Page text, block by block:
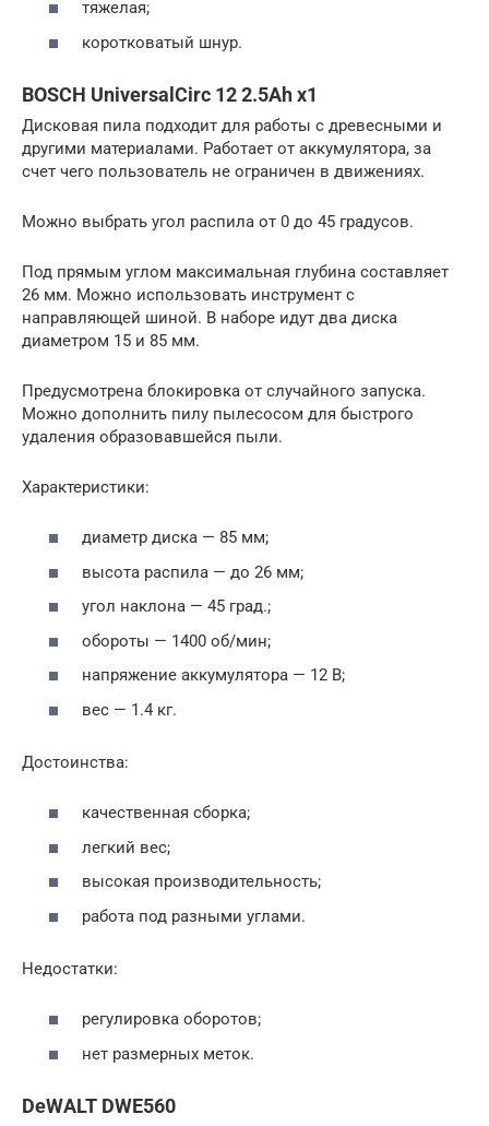
тяжелая;
коротковатый шнур.
BOSCH UniversalCirc 12 2.5Ah x1
Дисковая пила подходит для работы с древесными и
другими материалами. Работает от аккумулятора, за
счет чего пользователь не ограничен в движениях.
Можно выбрать угол распила от 0 до 45 градусов.
Под прямым углом максимальная глубина составляет
26 мм. Можно использовать инструмент с
направляющей шиной. В наборе идут два диска
диаметром 15 и 85 мм.
Предусмотрена блокировка от случайного запуска.
Можно дополнить пилу пылесосом для быстрого
удаления образовавшейся пыли.
Характеристики:
диаметр диска — 85 мм;
высота распила — до 26 мм;
угол наклона — 45 град.;
обороты — 1400 об/мин;
напряжение аккумулятора — 12 В;
вес — 1.4 кг.
Достоинства:
качественная сборка;
легкий вес;
высокая производительность;
работа под разными углами.
Недостатки:
регулировка оборотов;
нет размерных меток.
DeWALT DWE560